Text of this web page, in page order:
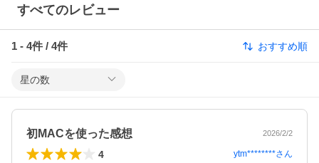
すべてのレビュー
1 - 4件 / 4件 おすすめ順
星の数
初MACを使った感想 2026/2/2
4 ytm********さん